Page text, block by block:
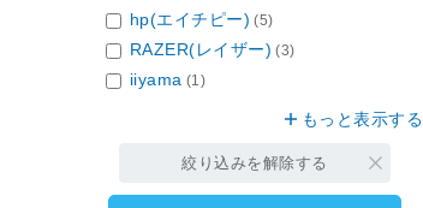
hp(エイチピー) (5)
RAZER(レイザー) (3)
iiyama (1)
もっと表示する
絞り込みを解除する